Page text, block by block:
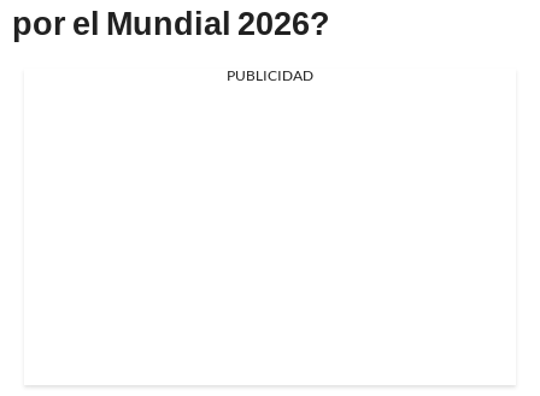
por el Mundial 2026?
PUBLICIDAD